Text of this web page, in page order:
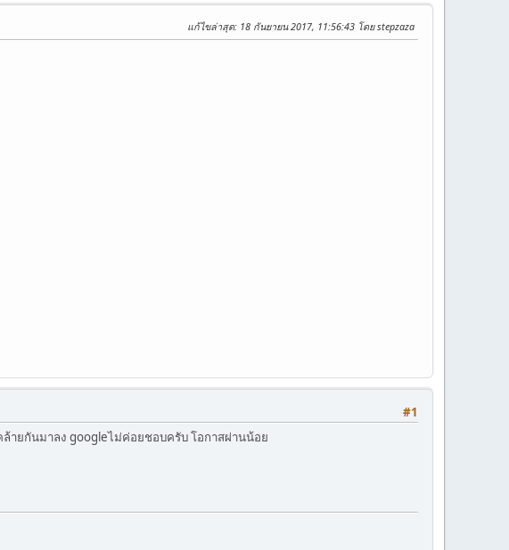
แก้ไขล่าสุด: 18 กันยายน 2017, 11:56:43 โดย stepzaza
#1
ายกันมาลง googleไม่ค่อยชอบครับ โอกาสผ่านน้อย